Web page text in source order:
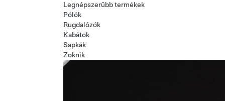
Legnépszerűbb termékek
Pólók
Rugdalózók
Kabátok
Sapkák
Zoknik